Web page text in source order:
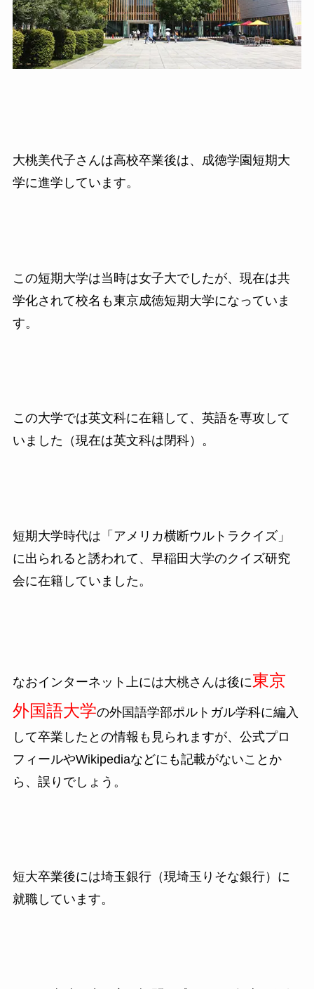
大桃美代子さんは高校卒業後は、成徳学園短期大
学に進学しています。
この短期大学は当時は女子大でしたが、現在は共
学化されて校名も東京成徳短期大学になっていま
す。
この大学では英文科に在籍して、英語を専攻して
いました（現在は英文科は閉科）。
短期大学時代は「アメリカ横断ウルトラクイズ」
に出られると誘われて、早稲田大学のクイズ研究
会に在籍していました。
なおインターネット上には大桃さんは後に東京
外国語大学の外国語学部ポルトガル学科に編入
して卒業した との情報も見られますが、公式プロ
フィールやWikipediaなどにも記載がないことか
ら、誤りでしょう。
短大卒業後には埼玉銀行（現埼玉りそな銀行）に
就職しています。